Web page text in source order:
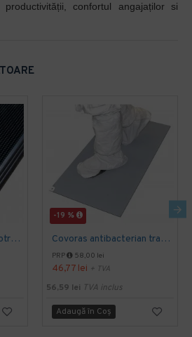
Covoras profesional Notrax folosit cu solutie igienizanta Sanitrax, 61 x 81 cm
-19 %
Covoras antibacterian tratat cu proprietăți dezinfectante Sticky Mat, 60 x 90 cm, 30 foi, gri
PRP 58,00 lei
46,77 lei + TVA
56,59 lei TVA inclus
Adaugă în Coş
confortul angajaților si